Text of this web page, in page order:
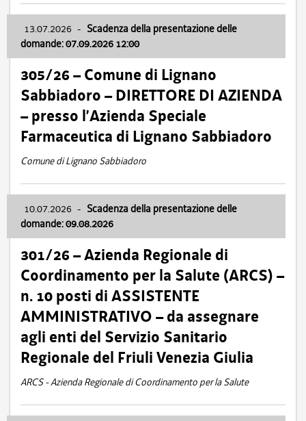
13.07.2026 - Scadenza della presentazione delle
domande: 07.09.2026 12:00
305/26 – Comune di Lignano
Sabbiadoro – DIRETTORE DI AZIENDA
– presso l’Azienda Speciale
Farmaceutica di Lignano Sabbiadoro
Comune di Lignano Sabbiadoro
10.07.2026 - Scadenza della presentazione delle
domande: 09.08.2026
301/26 – Azienda Regionale di
Coordinamento per la Salute (ARCS) –
n. 10 posti di ASSISTENTE
AMMINISTRATIVO – da assegnare
agli enti del Servizio Sanitario
Regionale del Friuli Venezia Giulia
ARCS - Azienda Regionale di Coordinamento per la Salute